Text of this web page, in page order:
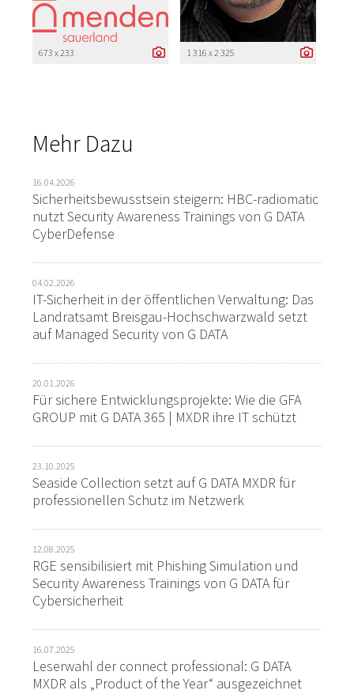
673 x 233 1 316 x 2 325
Mehr Dazu
16.04.2026
Sicherheitsbewusstsein steigern: HBC-radiomatic
nutzt Security Awareness Trainings von G DATA
CyberDefense
04.02.2026
IT-Sicherheit in der öffentlichen Verwaltung: Das
Landratsamt Breisgau-Hochschwarzwald setzt
auf Managed Security von G DATA
20.01.2026
Für sichere Entwicklungsprojekte: Wie die GFA
GROUP mit G DATA 365 | MXDR ihre IT schützt
23.10.2025
Seaside Collection setzt auf G DATA MXDR für
professionellen Schutz im Netzwerk
12.08.2025
RGE sensibilisiert mit Phishing Simulation und
Security Awareness Trainings von G DATA für
Cybersicherheit
16.07.2025
Leserwahl der connect professional: G DATA
MXDR als „Product of the Year“ ausgezeichnet